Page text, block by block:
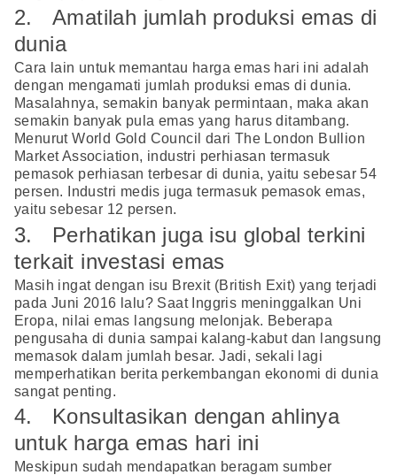
2. Amatilah jumlah produksi emas di
dunia
Cara lain untuk memantau harga emas hari ini adalah
dengan mengamati jumlah produksi emas di dunia.
Masalahnya, semakin banyak permintaan, maka akan
semakin banyak pula emas yang harus ditambang.
Menurut World Gold Council dari The London Bullion
Market Association, industri perhiasan termasuk
pemasok perhiasan terbesar di dunia, yaitu sebesar 54
persen. Industri medis juga termasuk pemasok emas,
yaitu sebesar 12 persen.
3. Perhatikan juga isu global terkini
terkait investasi emas
Masih ingat dengan isu Brexit (British Exit) yang terjadi
pada Juni 2016 lalu? Saat Inggris meninggalkan Uni
Eropa, nilai emas langsung melonjak. Beberapa
pengusaha di dunia sampai kalang-kabut dan langsung
memasok dalam jumlah besar. Jadi, sekali lagi
memperhatikan berita perkembangan ekonomi di dunia
sangat penting.
4. Konsultasikan dengan ahlinya
untuk harga emas hari ini
Meskipun sudah mendapatkan beragam sumber